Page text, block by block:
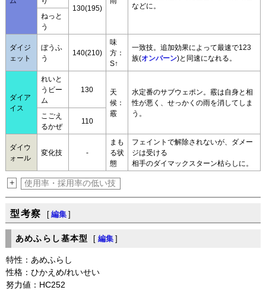
などに。
130(195)
ねっと
う
ダイジ
ェット
ぼうふ
う
140(210)
味
方：
S↑
一致技。追加効果によって最速で123
族(オンバーン)と同速になれる。
ダイア
イス
れいと
うビー
ム
130
天
候：
霰
水定番のサブウェポン。霰は自身と相
性が悪く、せっかくの雨を消してしま
う。
こごえ
るかぜ
110
ダイウ
ォール
変化技 -
まも
る状
態
フェイントで解除されないが、ダメー
ジは受ける
相手のダイマックスターン枯らしに。
+ 使用率・採用率の低い技
型考察 [ 編集 ]
あめふらし基本型 [ 編集 ]
特性：あめふらし
性格：ひかえめ/れいせい
努力値：HC252